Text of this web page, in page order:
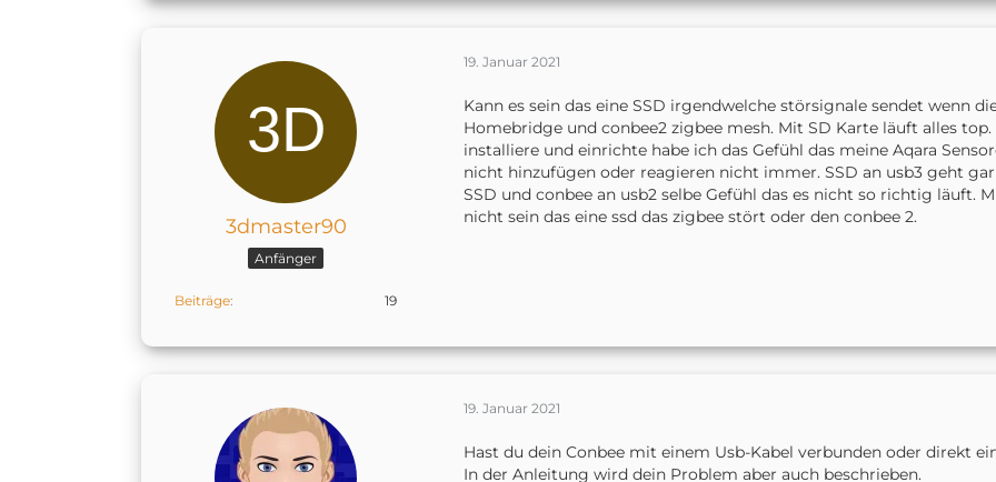
3dmaster90
Anfänger
Beiträge 19
19. Januar 2021
Kann es sein das eine SSD irgendwelche störsignale sendet wenn
Homebridge und conbee2 zigbee mesh. Mit SD Karte läuft alles
installiere und einrichte habe ich das Gefühl das meine Aqara
nicht hinzufügen oder reagieren nicht immer. SSD an usb3 geht
SSD und conbee an usb2 selbe Gefühl das es nicht so richtig läuft.
nicht sein das eine ssd das zigbee stört oder den conbee 2.
19. Januar 2021
Hast du dein Conbee mit einem Usb-Kabel verbunden oder direkt
In der Anleitung wird dein Problem aber auch beschrieben.